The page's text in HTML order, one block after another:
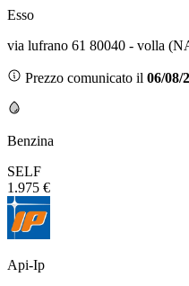
Esso
via lufrano 61 80040 - volla
Prezzo comunicato il 06/08/
Benzina
SELF
1.975 €
Api-Ip